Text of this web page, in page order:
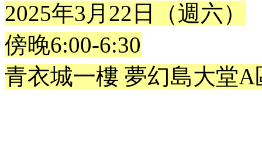
2025年3月22日（週六）
傍晚6:00-6:30
青衣城一樓 夢幻島大堂A